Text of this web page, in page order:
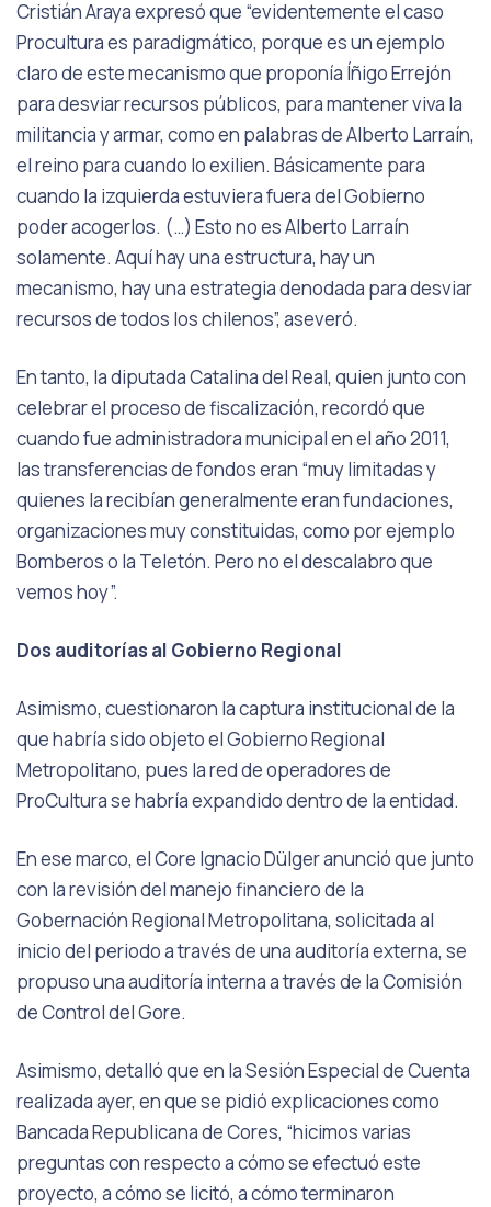
Cristián Araya expresó que “evidentemente el caso
Procultura es paradigmático, porque es un ejemplo
claro de este mecanismo que proponía Íñigo Errejón
para desviar recursos públicos, para mantener viva la
militancia y armar, como en palabras de Alberto Larraín,
el reino para cuando lo exilien. Básicamente para
cuando la izquierda estuviera fuera del Gobierno
poder acogerlos. (…) Esto no es Alberto Larraín
solamente. Aquí hay una estructura, hay un
mecanismo, hay una estrategia denodada para desviar
recursos de todos los chilenos”, aseveró.
En tanto, la diputada Catalina del Real, quien junto con
celebrar el proceso de fiscalización, recordó que
cuando fue administradora municipal en el año 2011,
las transferencias de fondos eran “muy limitadas y
quienes la recibían generalmente eran fundaciones,
organizaciones muy constituidas, como por ejemplo
Bomberos o la Teletón. Pero no el descalabro que
vemos hoy”.
Dos auditorías al Gobierno Regional
Asimismo, cuestionaron la captura institucional de la
que habría sido objeto el Gobierno Regional
Metropolitano, pues la red de operadores de
ProCultura se habría expandido dentro de la entidad.
En ese marco, el Core Ignacio Dülger anunció que junto
con la revisión del manejo financiero de la
Gobernación Regional Metropolitana, solicitada al
inicio del periodo a través de una auditoría externa, se
propuso una auditoría interna a través de la Comisión
de Control del Gore.
Asimismo, detalló que en la Sesión Especial de Cuenta
realizada ayer, en que se pidió explicaciones como
Bancada Republicana de Cores, “hicimos varias
preguntas con respecto a cómo se efectuó este
proyecto, a cómo se licitó, a cómo terminaron